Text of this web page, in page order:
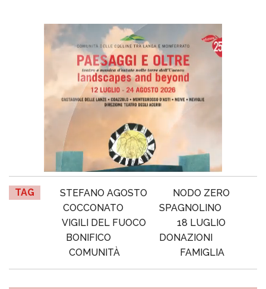
TAG STEFANO AGOSTO
NODO ZERO
COCCONATO
SPAGNOLINO
VIGILI DEL FUOCO
18 LUGLIO
BONIFICO
DONAZIONI
COMUNITÀ
FAMIGLIA